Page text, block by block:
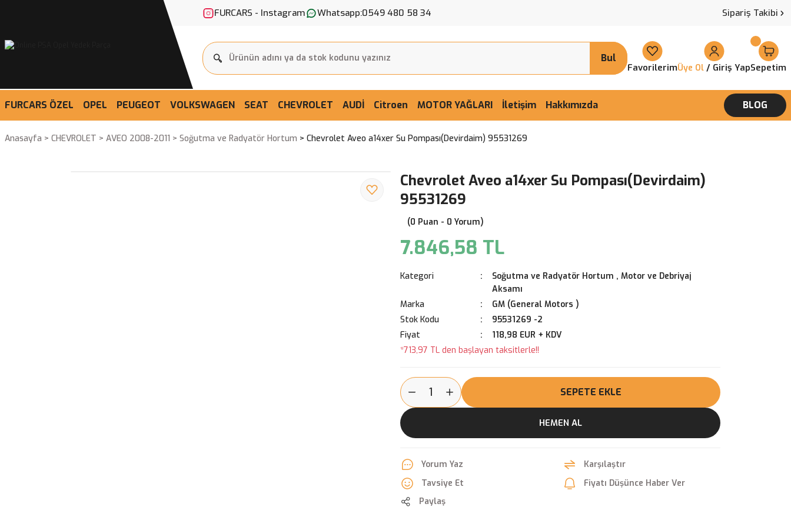
FURCARS - Instagram Whatsapp:0549 480 58 34 Sipariş Takibi
Bul
FavorilerimÜye Ol / Giriş YapSepetim
FURCARS ÖZEL OPEL PEUGEOT VOLKSWAGEN SEAT CHEVROLET AUDİ Citroen MOTOR YAĞLARI İletişim Hakkımızda BLOG
Anasayfa CHEVROLET AVEO 2008-2011 Soğutma ve Radyatör Hortum Chevrolet Aveo a14xer Su Pompası(Devirdaim) 95531269
Chevrolet Aveo a14xer Su Pompası(Devirdaim)
95531269
(0 Puan - 0 Yorum)
7.846,58 TL
Kategori Soğutma ve Radyatör Hortum , Motor ve Debriyaj
Aksamı
Marka
GM (General Motors )
Stok Kodu
95531269 -2
Fiyat
118,98 EUR + KDV
*713,97 TL den başlayan taksitlerle!!
SEPETE EKLE
HEMEN AL
Yorum Yaz
Karşılaştır
Tavsiye Et
Fiyatı Düşünce Haber Ver
Paylaş